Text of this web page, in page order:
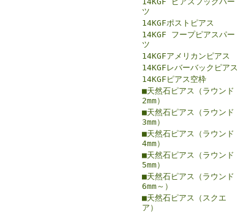
ツ
14KGFポストピアス
14KGF フープピアスパー
ツ
14KGFアメリカンピアス
14KGFレバーバックピアス
14KGFピアス空枠
■天然石ピアス（ラウンド
2mm）
■天然石ピアス（ラウンド
3mm）
■天然石ピアス（ラウンド
4mm）
■天然石ピアス（ラウンド
5mm）
■天然石ピアス（ラウンド
6mm～）
■天然石ピアス（スクエ
ア）